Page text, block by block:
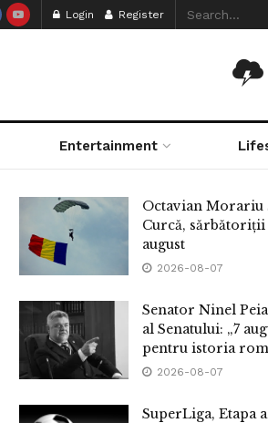
Login Register
Entertainment
Octavian Morariu
Curcă, sărbătoriții
august
2026-08-07
Senator Ninel
al Senatului: „7
pentru istoria
2026-08-07
SuperLiga, Etapa